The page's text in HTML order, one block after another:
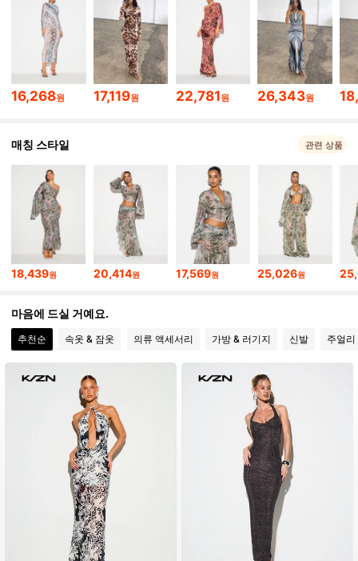
558K 팔로워
4.80 558K 팔로워
4.80 558K 팔로워
558K 팔로워
558K 팔로워
558K 팔로워
16,268원 17,119원 22,781원 26,343원
매칭 스타일 관련 상품
18,439원 20,414원 17,569원 25,026원
마음에 드실 거예요.
추천순 속옷 & 잠옷 의류 액세서리 가방 & 러기지 신발 주얼